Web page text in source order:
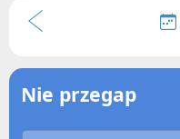
Nie przegap